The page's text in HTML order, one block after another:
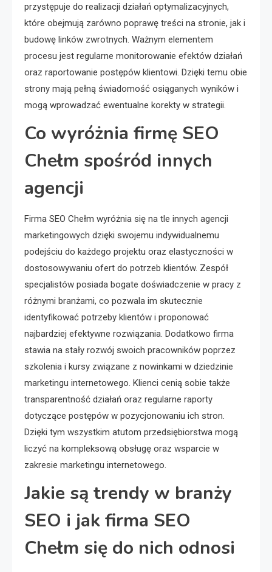
przystępuje do realizacji działań optymalizacyjnych,
które obejmują zarówno poprawę treści na stronie, jak i
budowę linków zwrotnych. Ważnym elementem
procesu jest regularne monitorowanie efektów działań
oraz raportowanie postępów klientowi. Dzięki temu obie
strony mają pełną świadomość osiąganych wyników i
mogą wprowadzać ewentualne korekty w strategii.
Co wyróżnia firmę SEO
Chełm spośród innych
agencji
Firma SEO Chełm wyróżnia się na tle innych agencji
marketingowych dzięki swojemu indywidualnemu
podejściu do każdego projektu oraz elastyczności w
dostosowywaniu ofert do potrzeb klientów. Zespół
specjalistów posiada bogate doświadczenie w pracy z
różnymi branżami, co pozwala im skutecznie
identyfikować potrzeby klientów i proponować
najbardziej efektywne rozwiązania. Dodatkowo firma
stawia na stały rozwój swoich pracowników poprzez
szkolenia i kursy związane z nowinkami w dziedzinie
marketingu internetowego. Klienci cenią sobie także
transparentność działań oraz regularne raporty
dotyczące postępów w pozycjonowaniu ich stron.
Dzięki tym wszystkim atutom przedsiębiorstwa mogą
liczyć na kompleksową obsługę oraz wsparcie w
zakresie marketingu internetowego.
Jakie są trendy w branży
SEO i jak firma SEO
Chełm się do nich odnosi